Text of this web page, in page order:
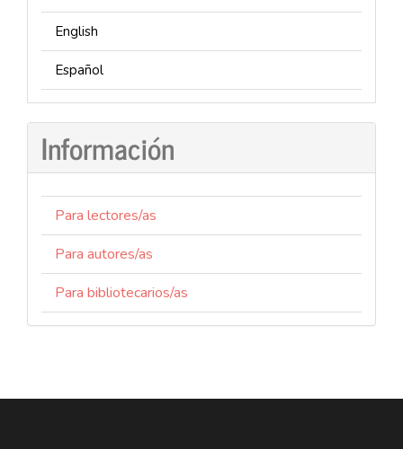
English
Español
Información
Para lectores/as
Para autores/as
Para bibliotecarios/as